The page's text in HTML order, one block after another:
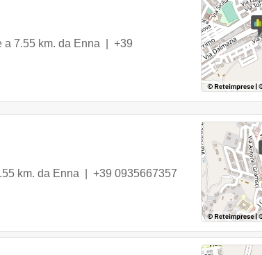
a 7.55 km. da Enna | +39
km. da Enna | +39 0935667357